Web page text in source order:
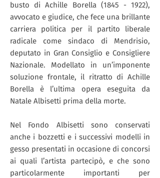
busto di Achille Borella (1845 - 1922),
avvocato e giudice, che fece una brillante
carriera politica per il partito liberale
radicale come sindaco di Mendrisio,
deputato in Gran Consiglio e Consigliere
Nazionale. Modellato in un’imponente
soluzione frontale, il ritratto di Achille
Borella è l’ultima opera eseguita da
Natale Albisetti prima della morte.
Nel Fondo Albisetti sono conservati
anche i bozzetti e i successivi modelli in
gesso presentati in occasione di concorsi
ai quali l’artista partecipò, e che sono
particolarmente importanti per